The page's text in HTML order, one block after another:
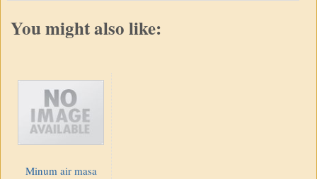
You might also like:
Minum air masa